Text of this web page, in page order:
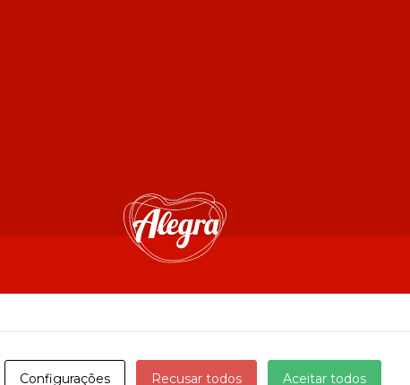
Configurações Recusar todos Aceitar todos